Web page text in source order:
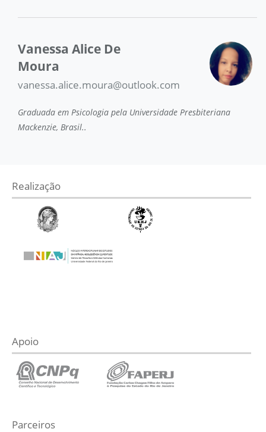
Vanessa Alice De
Moura
vanessa.alice.moura@outlook.com
Graduada em Psicologia pela Universidade Presbiteriana
Mackenzie, Brasil..
Realização
Apoio
Parceiros